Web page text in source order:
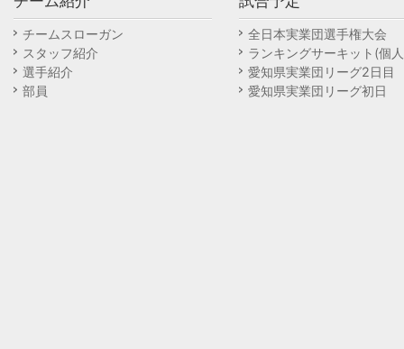
チームスローガン
スタッフ紹介
選手紹介
部員
全日本実業団選手権大会
ランキングサーキット(個
愛知県実業団リーグ2日目
愛知県実業団リーグ初日